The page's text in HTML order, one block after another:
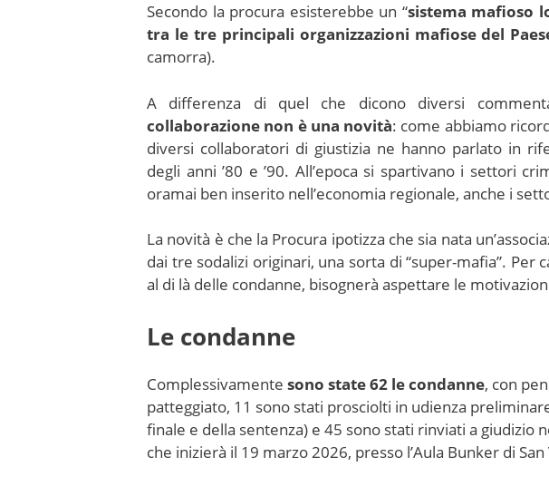
Secondo la procura esisterebbe un “sistema mafioso
tra le tre principali organizzazioni mafiose del
camorra).
A differenza di quel che dicono diversi
collaborazione non è una novità: come abbiamo
diversi collaboratori di giustizia ne hanno parlato in
degli anni ’80 e ’90. All’epoca si spartivano i settori
oramai ben inserito nell’economia regionale, anche i
La novità è che la Procura ipotizza che sia nata
dai tre sodalizi originari, una sorta di “super-mafia”. Per
al di là delle condanne, bisognerà aspettare le
Le condanne
Complessivamente sono state 62 le condanne, con
patteggiato, 11 sono stati prosciolti in udienza
finale e della sentenza) e 45 sono stati rinviati a giudizio
che inizierà il 19 marzo 2026, presso l’Aula Bunker di